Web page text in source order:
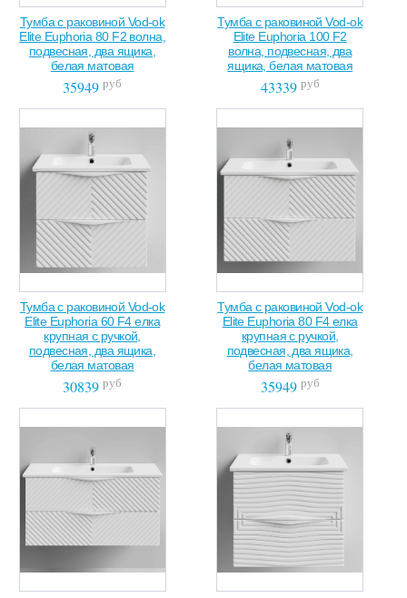
Тумба с раковиной Vod-ok
Elite Euphoria 80 F2 волна,
подвесная, два ящика,
белая матовая
35949 руб
Тумба с раковиной Vod-ok
Elite Euphoria 100 F2
волна, подвесная, два
ящика, белая матовая
43339 руб
Тумба с раковиной Vod-ok
Elite Euphoria 60 F4 елка
крупная с ручкой,
подвесная, два ящика,
белая матовая
30839 руб
Тумба с раковиной Vod-ok
Elite Euphoria 80 F4 елка
крупная с ручкой,
подвесная, два ящика,
белая матовая
35949 руб